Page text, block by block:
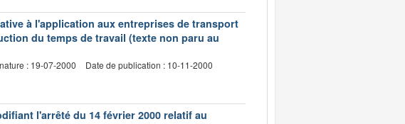
à l'application aux entreprises de transport
du temps de travail (texte non paru au
: 19-07-2000 Date de publication : 10-11-2000
l'arrêté du 14 février 2000 relatif au